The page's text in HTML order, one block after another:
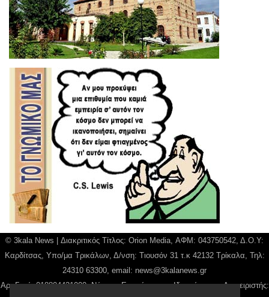
© 3kala News | Διακριτικός Τίτλος: Orion Media, ΑΦΜ: 043750542, Δ.Ο.Υ:
Καρδίτσας, Υπο/μα Τρικάλων, Δ/νση: Τιουσόν 31 τ.κ 42132 Τρίκαλα, Τηλ:
24310 63300, email: news@3kalanews.gr
Αρ. Γεμή: 018804431000, Νόμιμος Εκπρόσωπος, Ιδιοκτήτης και Διαχειριστής: